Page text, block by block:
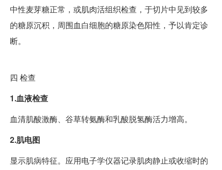
中性麦芽糖正常，或肌肉活组织检查，于切片中见到较多
的糖原沉积，周围血白细胞的糖原染色阳性，予以肯定诊
断。
四 检查
1.血液检查
血清肌酸激酶、谷草转氨酶和乳酸脱氢酶活力增高。
2.肌电图
显示肌病特征。应用电子学仪器记录肌肉静止或收缩时的